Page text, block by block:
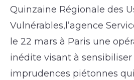
Quinzaine Régionale des
Vulnérables,l’agence
le 22 mars à Paris une
inédite visant à
imprudences piétonnes